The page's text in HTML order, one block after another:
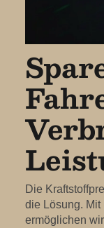
Die
die Lösung.
ermöglichen